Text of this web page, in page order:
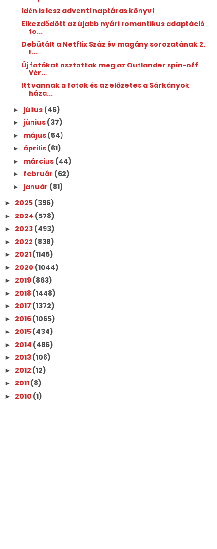
Idén is lesz adventi naptáras könyv!
Elkezdődött az újabb nyári romantikus adaptáció
fo...
Debütált a Netflix Száz év magány sorozatának 2.
r...
Új fotókat osztottak meg az Outlander spin-off
Vér...
Itt vannak a fotók és az előzetes a Sárkányok
háza...
► július (46)
► június (37)
► május (54)
► április (61)
► március (44)
► február (62)
► január (81)
► 2025 (396)
► 2024 (578)
► 2023 (493)
► 2022 (838)
► 2021 (1145)
► 2020 (1044)
► 2019 (863)
► 2018 (1448)
► 2017 (1372)
► 2016 (1065)
► 2015 (434)
► 2014 (486)
► 2013 (108)
► 2012 (12)
► 2011 (8)
► 2010 (1)